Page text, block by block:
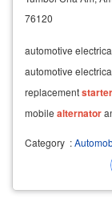
76120
automotive
automotive
replacementstarter
mobile alternator
Category :